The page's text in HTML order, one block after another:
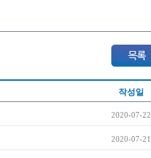
작성일
2020-07-22
2020-07-21